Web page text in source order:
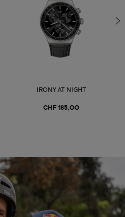
IRONY AT NIGHT
CHF 185,00